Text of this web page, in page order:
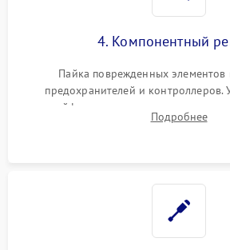
4. Компонентный
Пайка поврежденных элементов
предохранителей и контроллеров.
шлейфов, дисплея, механизма
автофокуса. ВосстановлениеПодробнее